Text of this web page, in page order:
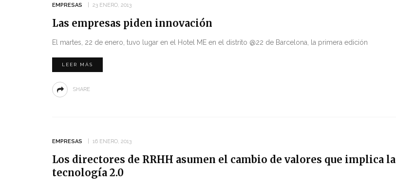
EMPRESAS 23 ENERO, 2013
Las empresas piden innovación
El martes, 22 de enero, tuvo lugar en el Hotel ME en el distrito @22 de Barcelona, la primera edición
LEER MÁS
SHARE
EMPRESAS 16 ENERO, 2013
Los directores de RRHH asumen el cambio de valores que implica la
tecnología 2.0